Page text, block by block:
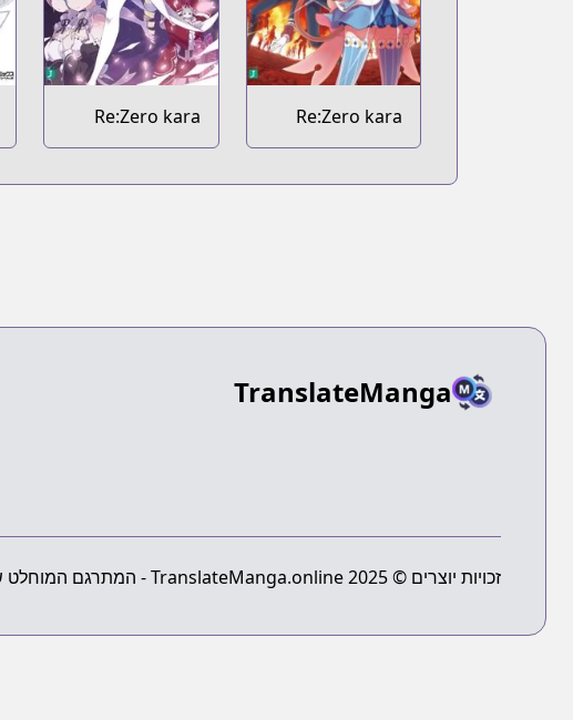
Re:Zero kara
Hajimeru Isekai
Re:Zero kara
Hajimeru Isekai
TranslateManga
זכויות יוצרים © 2025 TranslateManga.online - המתרגם המוחלט של מנגה - כל הזכויות שמורות.